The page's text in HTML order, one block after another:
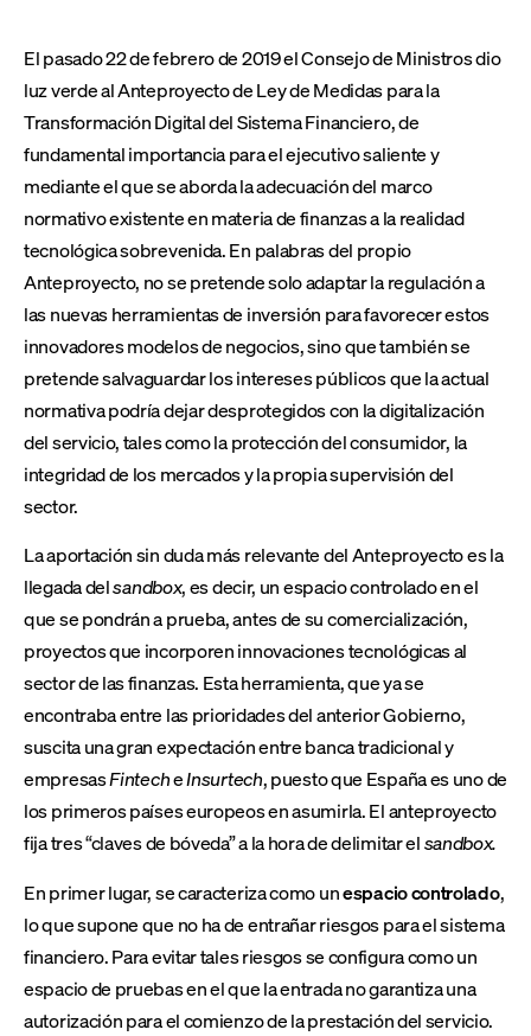
El pasado 22 de febrero de 2019 el Consejo de Ministros dio
luz verde al Anteproyecto de Ley de Medidas para la
Transformación Digital del Sistema Financiero, de
fundamental importancia para el ejecutivo saliente y
mediante el que se aborda la adecuación del marco
normativo existente en materia de finanzas a la realidad
tecnológica sobrevenida. En palabras del propio
Anteproyecto, no se pretende solo adaptar la regulación a
las nuevas herramientas de inversión para favorecer estos
innovadores modelos de negocios, sino que también se
pretende salvaguardar los intereses públicos que la actual
normativa podría dejar desprotegidos con la digitalización
del servicio, tales como la protección del consumidor, la
integridad de los mercados y la propia supervisión del
sector.
La aportación sin duda más relevante del Anteproyecto es la
llegada delsandbox, es decir, un espacio controlado en el
que se pondrán a prueba, antes de su comercialización,
proyectos que incorporen innovaciones tecnológicas al
sector de las finanzas. Esta herramienta, que ya se
encontraba entre las prioridades del anterior Gobierno,
suscita una gran expectación entre banca tradicional y
empresasFintecheInsurtech, puesto que España es uno de
los primeros países europeos en asumirla. El anteproyecto
fija tres “claves de bóveda” a la hora de delimitar elsandbox.
En primer lugar, se caracteriza como unespacio controlado,
lo que supone que no ha de entrañar riesgos para el sistema
financiero. Para evitar tales riesgos se configura como un
espacio de pruebas en el que la entrada no garantiza una
autorización para el comienzo de la prestación del servicio.